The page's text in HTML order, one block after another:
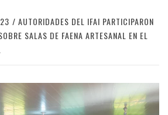
23
AUTORIDADES DEL IFAI PARTICIPARON
SALAS DE FAENA ARTESANAL EN EL